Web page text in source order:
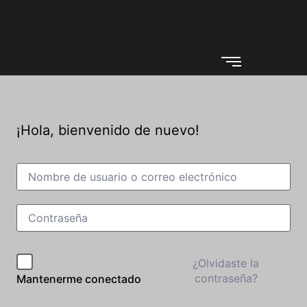
¡Hola, bienvenido de nuevo!
Mantenerme conectado
¿Olvidaste la
contraseña?